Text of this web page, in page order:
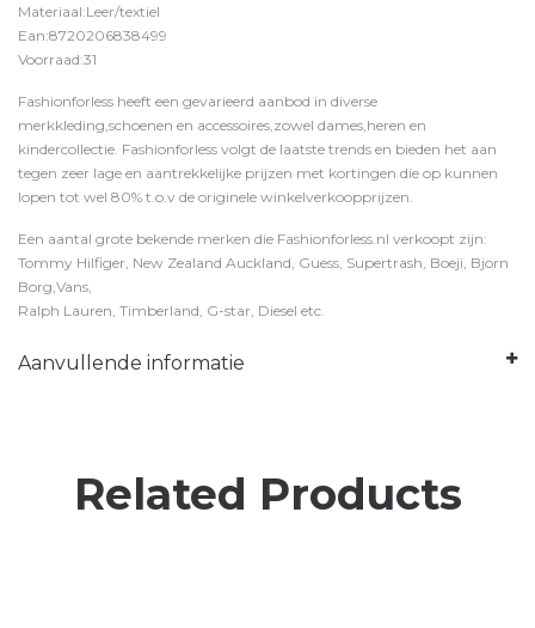
Materiaal:Leer/textiel
Ean:8720206838499
Voorraad:31
Fashionforless heeft een gevarieerd aanbod in diverse
merkkleding,schoenen en accessoires,zowel dames,heren en
kindercollectie. Fashionforless volgt de laatste trends en bieden het aan
tegen zeer lage en aantrekkelijke prijzen met kortingen die op kunnen
lopen tot wel 80% t.o.v de originele winkelverkoopprijzen.
Een aantal grote bekende merken die Fashionforless.nl verkoopt zijn:
Tommy Hilfiger, New Zealand Auckland, Guess, Supertrash, Boeji, Bjorn
Borg,Vans,
Ralph Lauren, Timberland, G-star, Diesel etc.
Aanvullende informatie
Related Products